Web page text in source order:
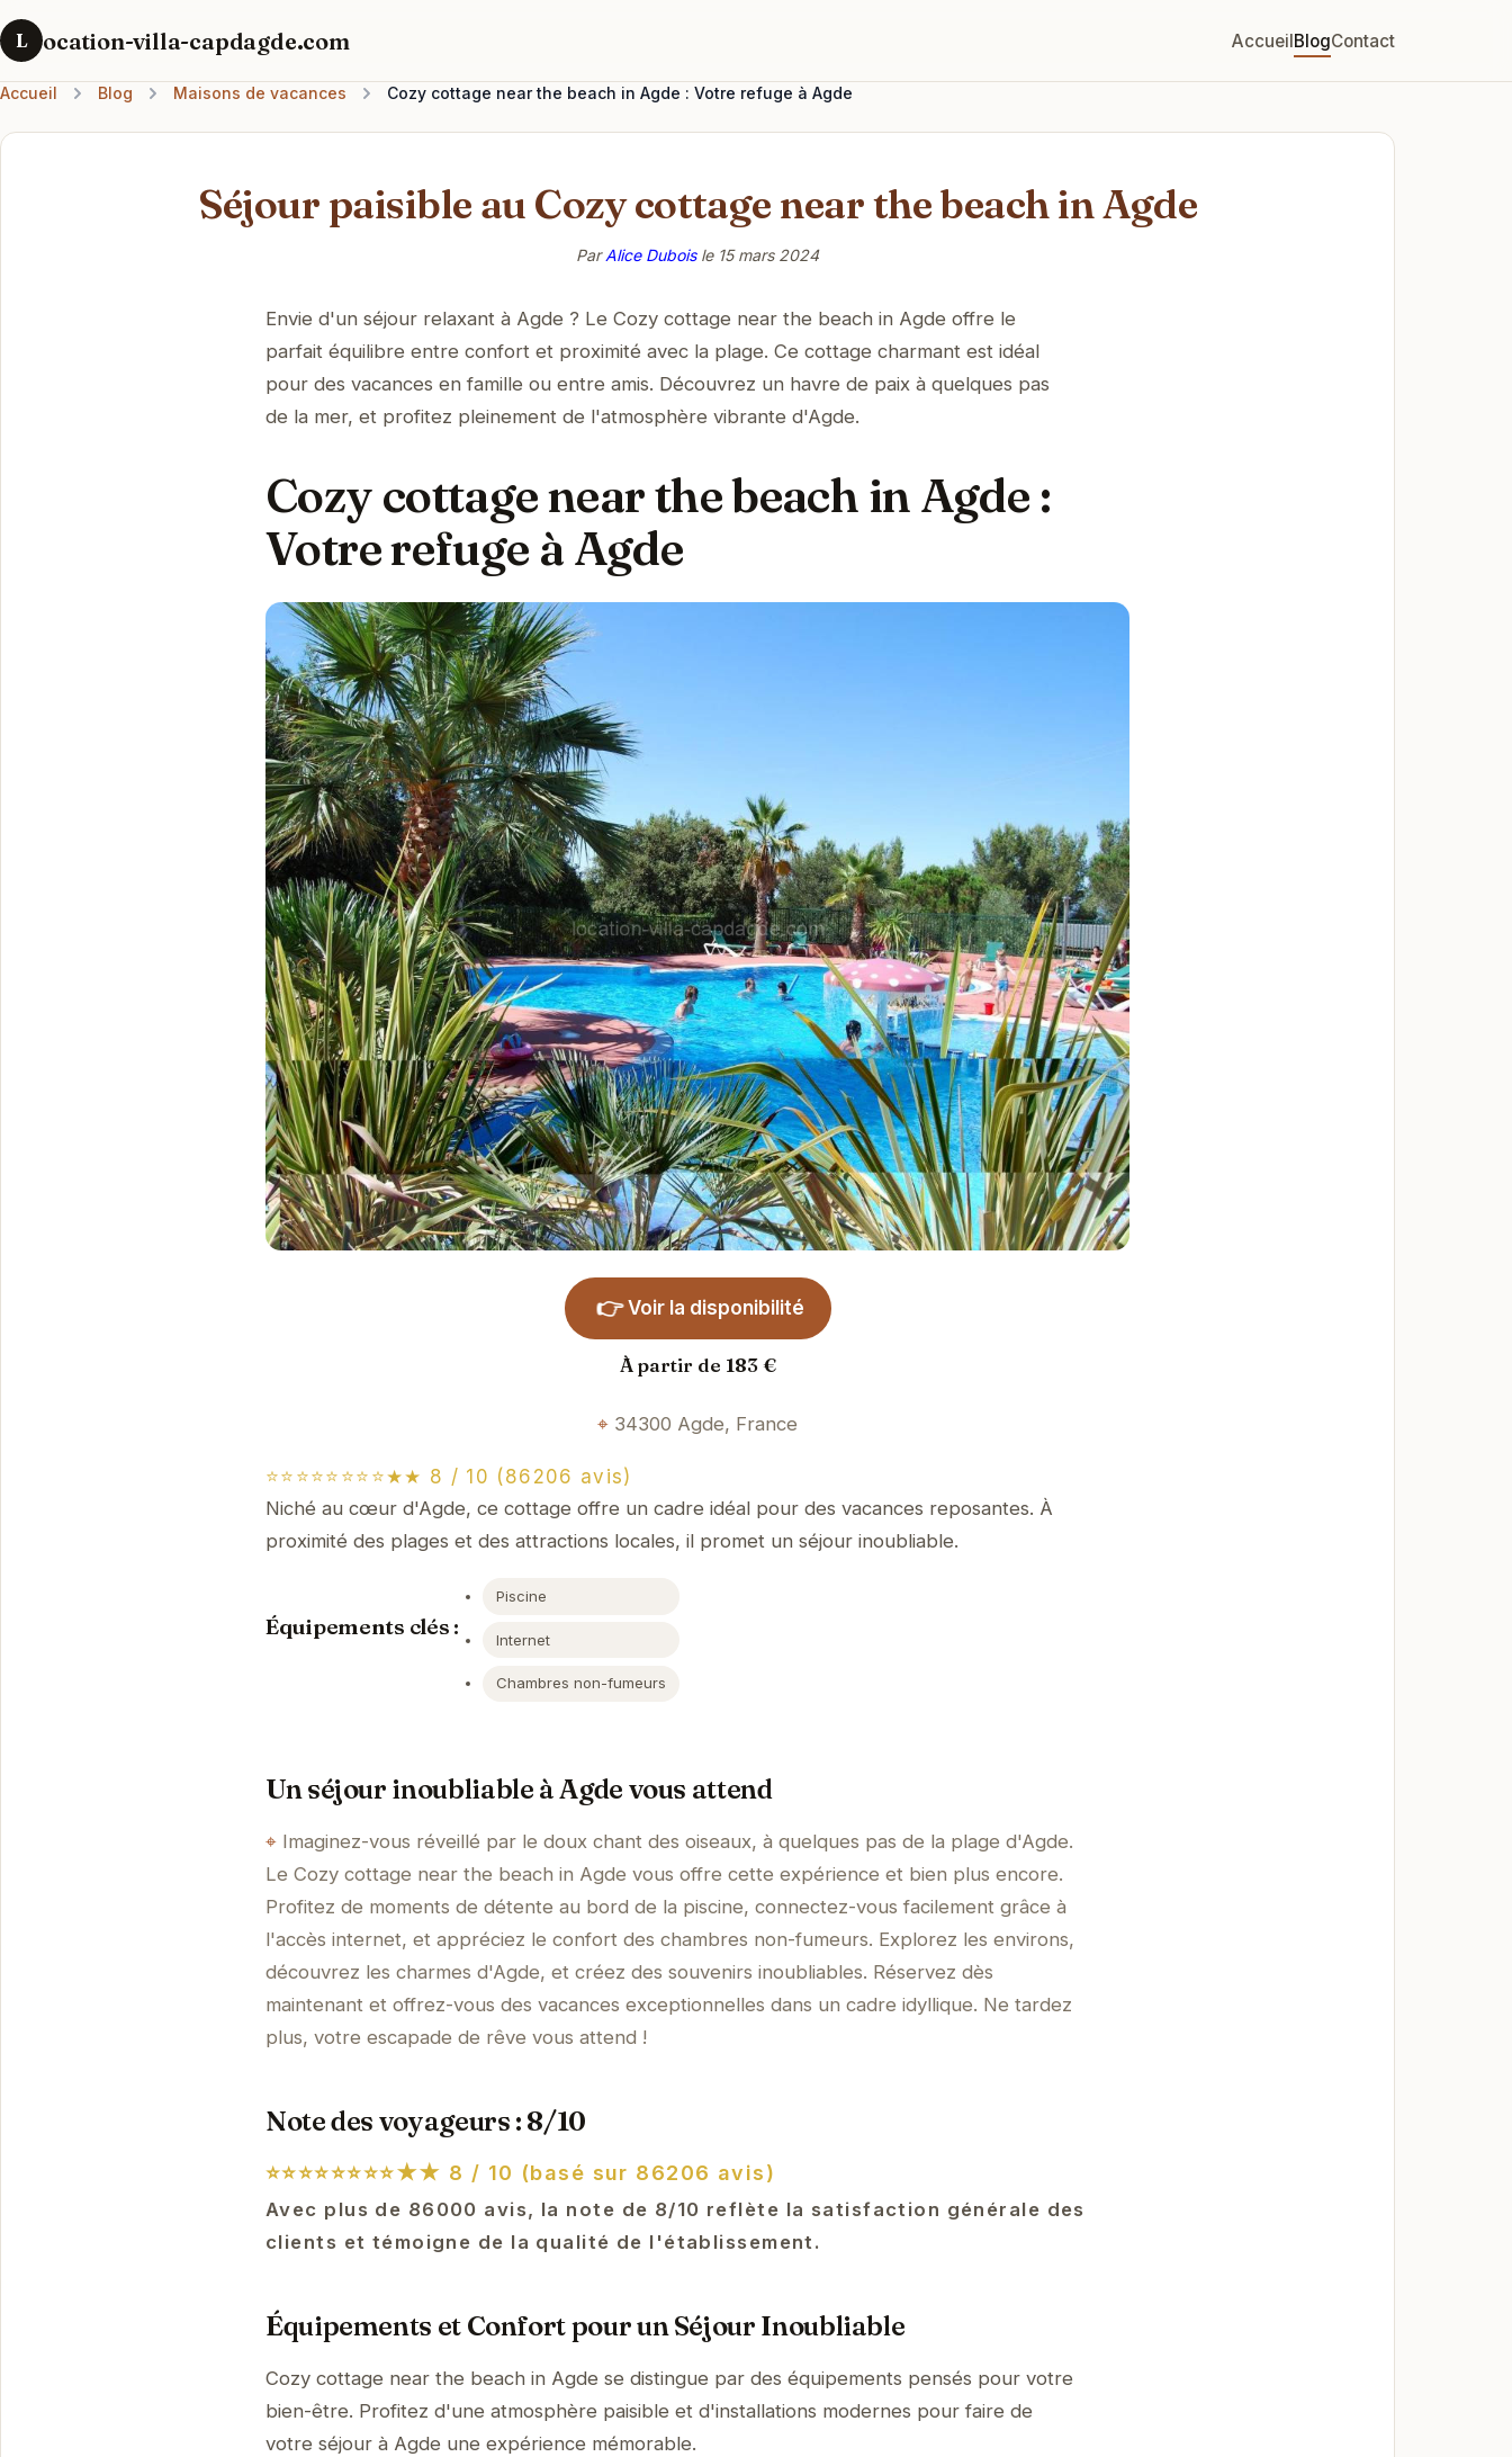
L ocation-villa-capdagde.com AccueilBlogContact
Accueil Blog Maisons de vacances Cozy cottage near the beach in Agde : Votre refuge à Agde
Séjour paisible au Cozy cottage near the beach in Agde
ParAlice Duboisle 15 mars 2024
Envie d'un séjour relaxant à Agde ? Le Cozy cottage near the beach in Agde offre le
parfait équilibre entre confort et proximité avec la plage. Ce cottage charmant est idéal
pour des vacances en famille ou entre amis. Découvrez un havre de paix à quelques pas
de la mer, et profitez pleinement de l'atmosphère vibrante d'Agde.
Cozy cottage near the beach in Agde :
Votre refuge à Agde
👉 Voir la disponibilité
À partir de 183 €
34300 Agde, France
⭐⭐⭐⭐⭐⭐⭐⭐★★ 8 / 10 (86206 avis)
Niché au cœur d'Agde, ce cottage offre un cadre idéal pour des vacances reposantes. À
proximité des plages et des attractions locales, il promet un séjour inoubliable.
Équipements clés :
Piscine
Internet
Chambres non-fumeurs
Un séjour inoubliable à Agde vous attend
Imaginez-vous réveillé par le doux chant des oiseaux, à quelques pas de la plage d'Agde.
Le Cozy cottage near the beach in Agde vous offre cette expérience et bien plus encore.
Profitez de moments de détente au bord de la piscine, connectez-vous facilement grâce à
l'accès internet, et appréciez le confort des chambres non-fumeurs. Explorez les environs,
découvrez les charmes d'Agde, et créez des souvenirs inoubliables. Réservez dès
maintenant et offrez-vous des vacances exceptionnelles dans un cadre idyllique. Ne tardez
plus, votre escapade de rêve vous attend !
Note des voyageurs : 8/10
⭐⭐⭐⭐⭐⭐⭐⭐★★ 8 / 10 (basé sur 86206 avis)
Avec plus de 86000 avis, la note de 8/10 reflète la satisfaction générale des
clients et témoigne de la qualité de l'établissement.
Équipements et Confort pour un Séjour Inoubliable
Cozy cottage near the beach in Agde se distingue par des équipements pensés pour votre
bien-être. Profitez d'une atmosphère paisible et d'installations modernes pour faire de
votre séjour à Agde une expérience mémorable.